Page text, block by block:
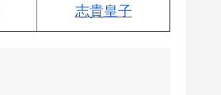
志貴皇子